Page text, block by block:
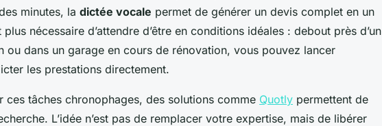
minutes, la dictée vocale permet de générer un devis complet en un
plus nécessaire d’attendre d’être en conditions idéales : debout près d’un
ou dans un garage en cours de rénovation, vous pouvez lancer
les prestations directement.
ces tâches chronophages, des solutions comme Quotly permettent de
L’idée n’est pas de remplacer votre expertise, mais de libérer